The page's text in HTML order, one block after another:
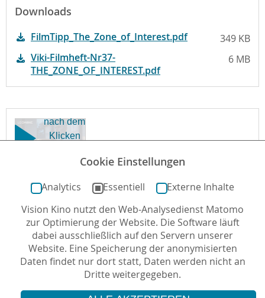
Downloads
FilmTipp_The_Zone_of_Interest.pdf
349 KB
Viki-Filmheft-Nr37-
THE_ZONE_OF_INTEREST.pdf
6 MB
Der Schutz
personenbezogener
wichtig. Erst
nach dem
Klicken
Daten von
Anbieter-
Servern
geladen.
(deutsch/german;
Cookie Einstellungen
Analytics Essentiell
Externe Inhalte
Vision Kino nutzt den Web-Analysedienst Matomo
zur Optimierung der Website. Die Software läuft
dabei ausschließlich auf den Servern unserer
Website. Eine Speicherung der anonymisierten
Daten findet nur dort statt, Daten werden nicht an
Dritte weitergegeben.